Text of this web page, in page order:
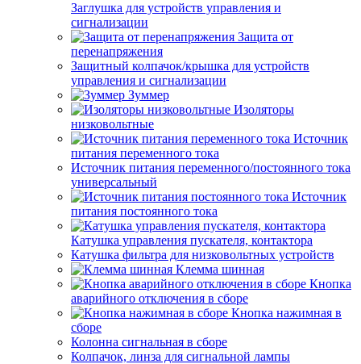
Заглушка для устройств управления и
сигнализации
Защита от
перенапряжения
Защитный колпачок/крышка для устройств
управления и сигнализации
Зуммер
Изоляторы
низковольтные
Источник
питания переменного тока
Источник питания переменного/постоянного тока
универсальный
Источник
питания постоянного тока
Катушка управления пускателя, контактора
Катушка фильтра для низковольтных устройств
Клемма шинная
Кнопка
аварийного отключения в сборе
Кнопка нажимная в
сборе
Колонна сигнальная в сборе
Колпачок, линза для сигнальной лампы